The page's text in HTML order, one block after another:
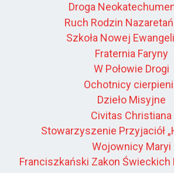
Droga
Ruch Rodzin
Szkoła Nowej
Fraternia Faryny
W Połowie Drogi
Ochotnicy
Dzieło Misyjne
Civitas Christiana
Stowarzyszenie Przyjaciół
Wojownicy Maryi
Franciszkański Zakon Świeckich